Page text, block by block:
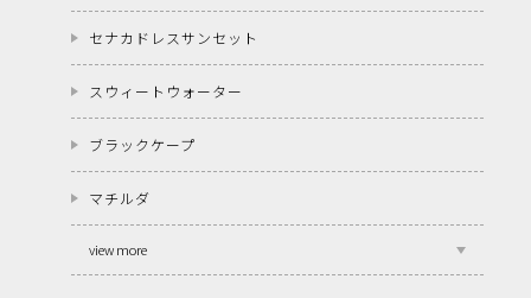
セナカドレスサンセット
スウィートウォーター
ブラックケープ
マチルダ
view more